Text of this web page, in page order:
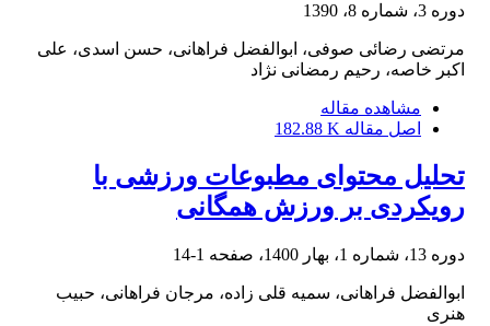
دوره 3، شماره 8، 1390
مرتضی رضائی صوفی، ابوالفضل فراهانی، حسن اسدی، علی
اکبر خاصه، رحیم رمضانی نژاد
مشاهده مقاله
اصل مقاله 182.88 K
تحلیل محتوای مطبوعات ورزشی با
رویکردی بر ورزش همگانی
دوره 13، شماره 1، بهار 1400، صفحه 1-14
ابوالفضل فراهانی، سمیه قلی زاده، مرجان فراهانی، حبیب
هنری